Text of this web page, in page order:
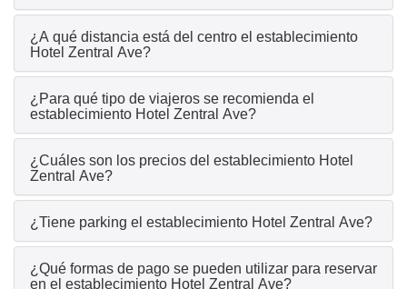
¿A qué distancia está del centro el establecimiento
Hotel Zentral Ave?
¿Para qué tipo de viajeros se recomienda el
establecimiento Hotel Zentral Ave?
¿Cuáles son los precios del establecimiento Hotel
Zentral Ave?
¿Tiene parking el establecimiento Hotel Zentral Ave?
¿Qué formas de pago se pueden utilizar para reservar
en el establecimiento Hotel Zentral Ave?